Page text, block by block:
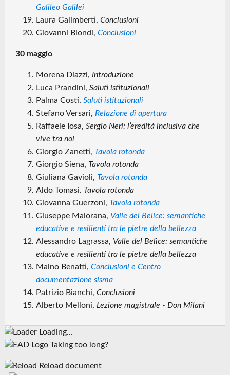
Galileo Galilei
Laura Galimberti,Conclusioni
Giovanni Biondi,Conclusioni
30 maggio
Morena Diazzi, Introduzione
Luca Prandini,Saluti istituzionali
Palma Costi,Saluti istituzionali
Stefano Versari, Relazione di apertura
Raffaele Iosa,Sergio Neri: l’eredità inclusiva che
vive tra noi
Giorgio Zanetti, Tavola rotonda
Giorgio Siena, Tavola rotonda
Giuliana Gavioli, Tavola rotonda
Aldo Tomasi. Tavola rotonda
Giovanna Guerzoni, Tavola rotonda
Giuseppe Maiorana, Valle del Belìce: semantiche
educative e resilienti tra le pietre della bellezza
Alessandro Lagrassa, Valle del Belìce: semantiche
educative e resilienti tra le pietre della bellezza
Maino Benatti,Conclusioni e Centro
documentazione sisma
Patrizio Bianchi,Conclusioni
Alberto Melloni, Lezione magistrale - Don Milani
Loading...
Taking too long?
Reload document